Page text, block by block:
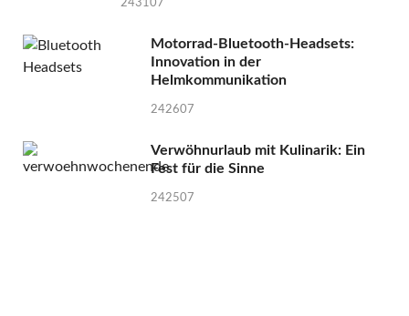
243107
Motorrad-Bluetooth-Headsets:
Innovation in der
Helmkommunikation
242607
Verwöhnurlaub mit Kulinarik: Ein
Fest für die Sinne
242507